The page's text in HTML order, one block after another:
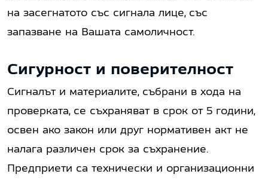
на засегнатото със сигнала лице, със
запазване на Вашата самоличност.
Сигурност и поверителност
Сигналът и материалите, събрани в хода на
проверката, се съхраняват в срок от 5 години,
освен ако закон или друг нормативен акт не
налага различен срок за съхранение.
Предприети са технически и организационни